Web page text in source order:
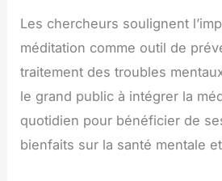
Les chercheurs soulignent
méditation comme outil de
traitement des troubles
le grand public à intégrer la
quotidien pour bénéficier de
bienfaits sur la santé mentale